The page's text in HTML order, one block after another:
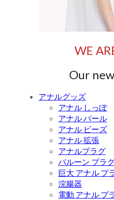
WE
Our
アナルグッズ
アナル しっぽ
アナル パール
アナル ビーズ
アナル 拡張
アナルプラグ
バルーン プラ
巨大 アナル プ
浣腸器
電動 アナル プ